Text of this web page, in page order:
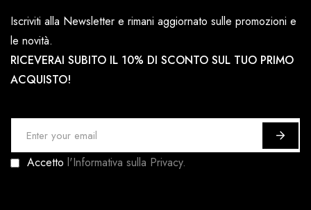
Iscriviti alla Newsletter e rimani aggiornato sulle promozioni e
le novità.
RICEVERAI SUBITO IL 10% DI SCONTO SUL TUO PRIMO
ACQUISTO!
c
Accetto l'Informativa sulla Privacy.